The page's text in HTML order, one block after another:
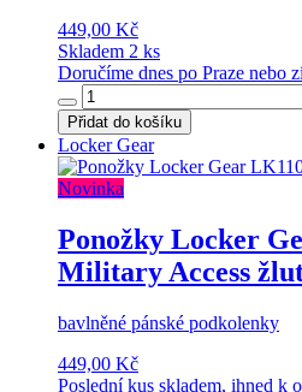
449,00 Kč
Skladem 2 ks
Doručíme dnes po Praze nebo
Přidat do košíku
Locker Gear
Novinka
Ponožky Locker
Military Access
bavlněné pánské podkolenky
449,00 Kč
Poslední kus skladem, ihned k